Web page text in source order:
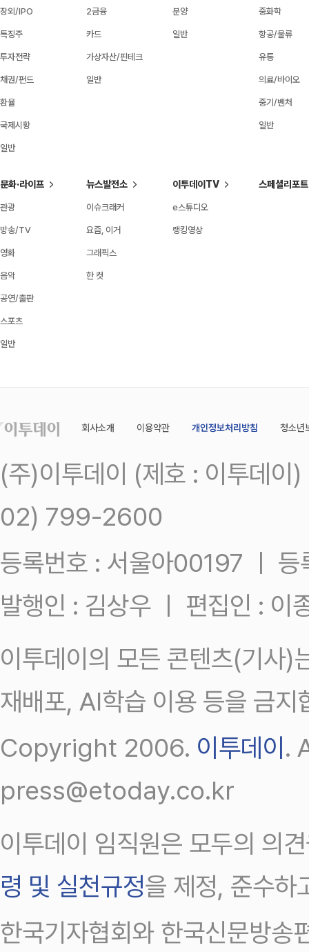
장외/IPO
특징주
투자전략
채권/펀드
환율
국제시황
일반
2금융
카드
가상자산/핀테크
일반
분양
일반
중화학
항공/물류
유통
의료/바이오
중기/벤처
일반
문화·라이프
관광
방송/TV
영화
음악
공연/출판
스포츠
일반
뉴스발전소
이슈크래커
요즘, 이거
그래픽스
한 컷
이투데이TV
e스튜디오
랭킹영상
스페셜리포트
회사소개 이용약관 개인정보처리방침 청소년
(주)이투데이 (제호 : 이투데
02) 799-2600
등록번호 : 서울아00197 ㅣ
발행인 : 김상우 ㅣ 편집인 : 이
이투데이의 모든 콘텐츠(기사)
재배포, AI학습 이용 등을 금지
Copyright 2006. 이투데이.
press@etoday.co.kr
이투데이 임직원은 모두의 의
령 및 실천규정을 제정, 준수하
한국기자협회와 한국신문방송